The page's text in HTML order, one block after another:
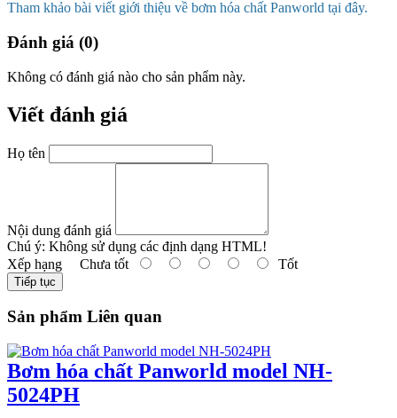
Tham khảo bài viết giới thiệu về bơm hóa chất Panworld tại đây.
Đánh giá (0)
Không có đánh giá nào cho sản phẩm này.
Viết đánh giá
Họ tên
Nội dung đánh giá
Chú ý: Không sử dụng các định dạng HTML!
Xếp hạng Chưa tốt Tốt
Tiếp tục
Sản phẩm Liên quan
Bơm hóa chất Panworld model NH-
5024PH